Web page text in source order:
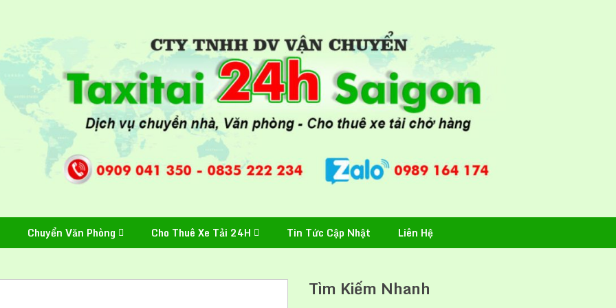
Chuyển Văn Phòng Cho Thuê Xe Tải 24H Tin Tức Cập Nhật Liên Hệ
Tìm Kiếm Nhanh